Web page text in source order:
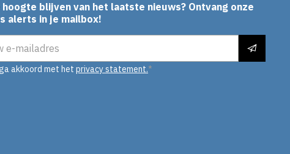
hoogte blijven van het laatste nieuws? Ontvang onze
alerts in je mailbox!
akkoord met het privacy statement.